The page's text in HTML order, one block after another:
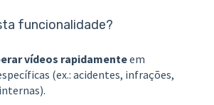
funcionalidade?
vídeos rapidamenteem
(ex.: acidentes, infrações,